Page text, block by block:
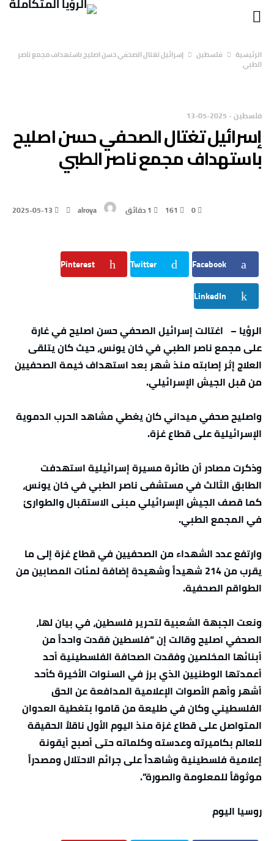
‫الرئيسية‬ فلسطين
إسرائيل تغتال الصحفي حسن اصليح باستهداف مجمع ناصر
الطبي
فلسطين-
2025-05-13
إسرائيل تغتال الصحفي حسن اصليح
باستهداف مجمع ناصر الطبي
alroya
2025-05-13 161 1 ‫دقائق‬
Facebook
Twitter
Pinterest
LinkedIn
الرؤيا – اغتالت إسرائيل الصحفي حسن اصليح في غارة
على مجمع ناصر الطبي في خان يونس، حيث كان يتلقى
العلاج إثر إصابته منذ شهر بعد استهداف خيمة الصحفيين
من قبل الجيش الإسرائيلي.
واصليح صحفي ميداني كان يغطي مشاهد الحرب الدموية
الإسرائيلية على قطاع غزة.
وذكرت مصادر أن طائرة مسيرة إسرائيلية استهدفت
الطابق الثالث في مستشفى ناصر الطبي في خان يونس،
كما قصف الجيش الإسرائيلي مبنى الاستقبال والطوارئ
في المجمع الطبي.
وارتفع عدد الشهداء من الصحفيين في قطاع غزة إلى ما
يقرب من 214 شهيداً وشهيدة إضافة لمئات المصابين من
الطواقم الصحفية.
ونعت الجبهة الشعبية لتحرير فلسطين، في بيان لها،
الصحفي اصليح وقالت إن “فلسطين فقدت واحداً من
أبنائها المخلصين وفقدت الصحافة الفلسطينية أحد
أعمدتها الوطنيين الذي برز في السنوات الأخيرة كأحد
أشهر وأهم الأصوات الإعلامية المدافعة عن الحق
الفلسطيني وكان في طليعة من قاموا بتغطية العدوان
المتواصل على قطاع غزة منذ اليوم الأول ناقلاً الحقيقة
للعالم بكاميرته وعدسته وكلماته حتى أصبح أيقونة
إعلامية فلسطينية وشاهداً على جرائم الاحتلال ومصدراً
موثوقاً للمعلومة والصورة”.
روسيا اليوم